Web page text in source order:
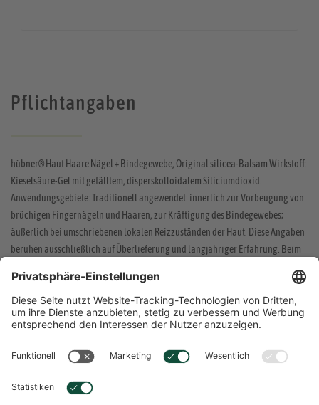
Pflichtangaben
hübner® Haut Haare Nägel + Bindegewebe, Original silicea-Balsam Wirkstoff:
Kieselsäure-Gel mit gefälltem, disperskolloidalem Siliciumdioxid.
Anwendungsgebiete: Traditionell angewendet: innerlich zur Vorbeugung von
brüchigen Fingernägeln und Haaren, zur Kräftigung des Bindegewebes;
äußerlich bei umschriebenen lokalen Reizzuständen der Haut. Diese Angaben
beruhen ausschließlich auf Überlieferung und langjähriger Erfahrung. Beim
und Nebenwirkungen lesen Sie die Packungsbeilage und fragen Sie Ihre Ärztin,
Ihren Arzt oder in Ihrer Apotheke. Stand 04/19. Anton Hübner GmbH &amp; Co.
KG, 79238 Ehrenkirchen